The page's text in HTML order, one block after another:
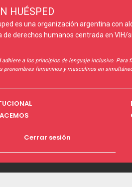
HUÉSPED
es una organización argentina con
de derechos humanos centrada en
adhiere a los principios de lenguaje inclusivo.
pronombres femeninos y masculinos en
Cerrar sesión
© 2026 Fundación Huésped -